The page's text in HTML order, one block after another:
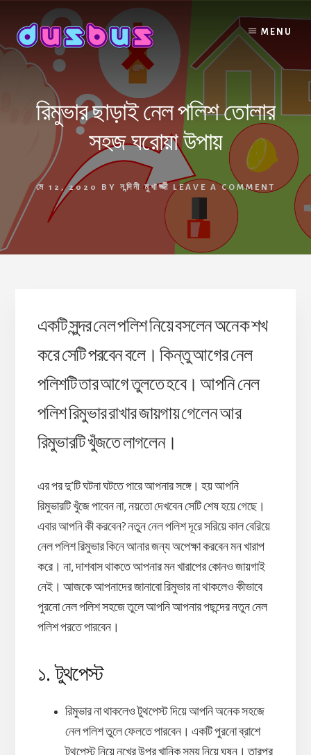
content
MENU
রিমুভার ছাড়াই নেল পলিশ তোলার
সহজ ঘরোয়া উপায়
মে 12, 2020 BY নন্দিনী মুখার্জ্জী LEAVE A COMMENT
একটি সুন্দর নেল পলিশ নিয়ে বসলেন অনেক শখ
করে সেটি পরবেন বলে। কিন্তু আগের নেল
পলিশটি তার আগে তুলতে হবে। আপনি নেল
পলিশ রিমুভার রাখার জায়গায় গেলেন আর
রিমুভারটি খুঁজতে লাগলেন।
এর পর দু’টি ঘটনা ঘটতে পারে আপনার সঙ্গে। হয় আপনি
রিমুভারটি খুঁজে পাবেন না, নয়তো দেখবেন সেটি শেষ হয়ে গেছে।
এবার আপনি কী করবেন? নতুন নেল পলিশ দূরে সরিয়ে কাল বেরিয়ে
নেল পলিশ রিমুভার কিনে আনার জন্য অপেক্ষা করবেন মন খারাপ
করে। না, দাশবাস থাকতে আপনার মন খারাপের কোনও জায়গাই
নেই। আজকে আপনাদের জানাবো রিমুভার না থাকলেও কীভাবে
পুরনো নেল পলিশ সহজে তুলে আপনি আপনার পছন্দের নতুন নেল
পলিশ পরতে পারবেন।
১. টুথপেস্ট
রিমুভার না থাকলেও টুথপেস্ট দিয়ে আপনি অনেক সহজে
নেল পলিশ তুলে ফেলতে পারবেন। একটি পুরনো ব্রাশে
টুথপেস্ট নিয়ে নখের উপর খানিক সময় নিয়ে ঘষুন। তারপর